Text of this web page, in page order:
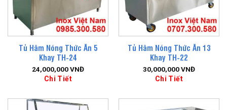
Tủ Hâm Nóng Thức Ăn 5
Khay TH-24
24,000,000VNĐ
Chi Tiết
Tủ Hâm Nóng Thức Ăn 13
Khay TH-22
30,000,000VNĐ
Chi Tiết